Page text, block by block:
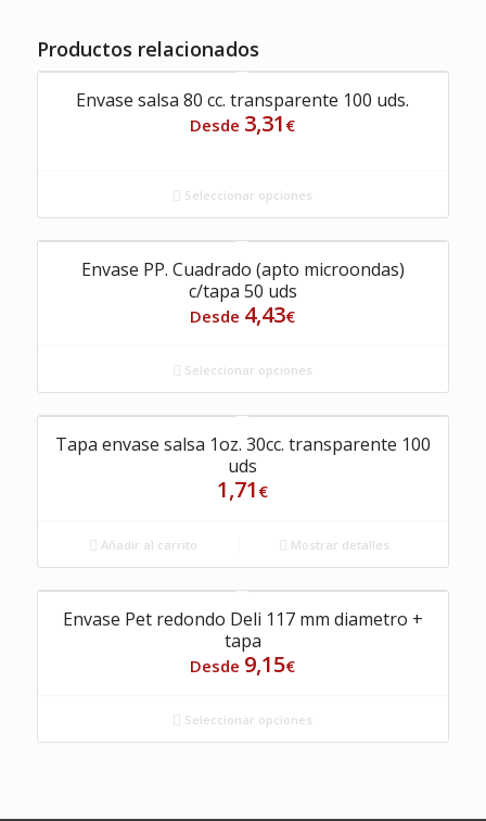
Productos relacionados
Envase salsa 80 cc. transparente 100 uds.
Desde 3,31 €
Seleccionar opciones
Envase PP. Cuadrado (apto microondas)
c/tapa 50 uds
Desde 4,43€
Seleccionar opciones
Tapa envase salsa 1oz. 30cc. transparente 100
uds
1,71 €
Añadir al carrito Mostrar detalles
Envase Pet redondo Deli 117 mm diametro +
tapa
Desde 9,15€
Seleccionar opciones